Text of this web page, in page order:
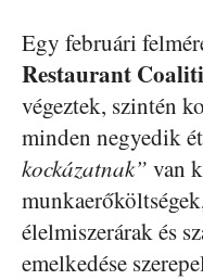
Egy februári
Restaurant
végeztek, szintén
minden negyedik
kockázatnak” van
élelmiszerárak és
emelkedése